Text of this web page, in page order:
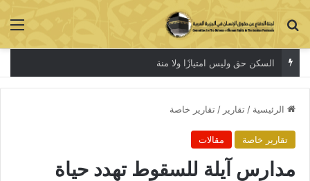
بحث عن
أزمةالسكن لا تنتهي
الرئيسية / تقارير / تقارير خاصة
تقارير خاصة مقالات
مدارس آيلة للسقوط تهدد حياة